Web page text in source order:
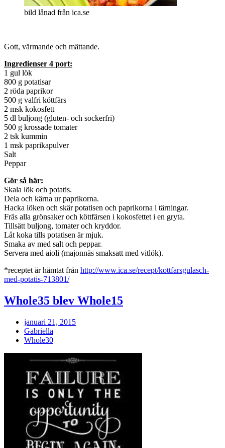
bild lånad från ica.se
Gott, värmande och mättande.
Ingredienser 4 port:
1 gul lök
800 g potatisar
2 röda paprikor
500 g valfri köttfärs
2 msk kokosfett
5 dl buljong (gluten- och sockerfri)
500 g krossade tomater
2 tsk kummin
1 msk paprikapulver
Salt
Peppar
Gör så här:
Skala lök och potatis.
Dela och kärna ur paprikorna.
Hacka löken och skär potatisen och paprikorna i tärningar.
Fräs alla grönsaker och köttfärsen i kokosfettet i en gryta.
Tillsätt buljong, tomater och kryddor.
Låt koka tills potatisen är mjuk.
Smaka av med salt och peppar.
Servera med aioli (majonnäs smaksatt med vitlök).
*receptet är hämtat från http://www.ica.se/recept/kottfarsgulasch-
med-potatis-713801/
Whole35 blev Whole15
januari 21, 2015
Gabriella
Whole30